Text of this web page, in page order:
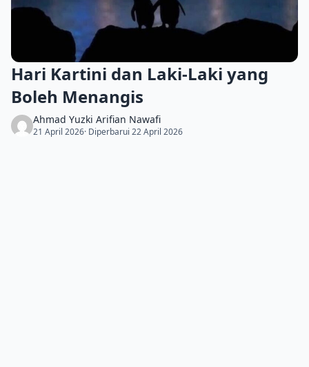
Hari Kartini dan Laki-Laki yang
Boleh Menangis
Ahmad Yuzki Arifian Nawafi
21 April 2026· Diperbarui 22 April 2026